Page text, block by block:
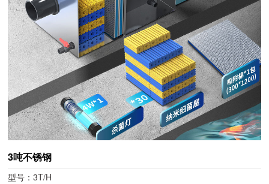
3吨不锈钢
型号：3T/H